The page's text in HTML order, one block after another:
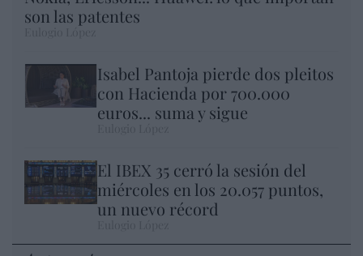
son las patentes
Isabel Pantoja pierde dos pleitos
con Hacienda por 700.000
euros... suma y sigue
El IBEX 35 cerró la sesión del
miércoles en los 20.057 puntos,
un nuevo récord